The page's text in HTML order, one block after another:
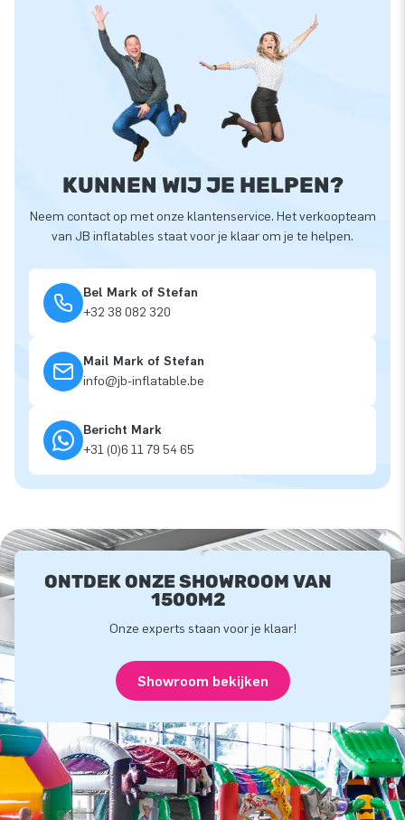
KUNNEN WIJ JE HELPEN?
Neem contact op met onze klantenservice. Het verkoopteam
van JB inflatables staat voor je klaar om je te helpen.
Bel Mark of Stefan
+32 38 082 320
Mail Mark of Stefan
info@jb-inflatable.be
Bericht Mark
+31 (0)6 11 79 54 65
ONTDEK ONZE SHOWROOM VAN
1500M2
Onze experts staan voor je klaar!
Showroom bekijken